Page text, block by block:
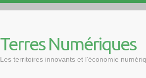
Terres Numériques
Les territoires innovants et l'économie